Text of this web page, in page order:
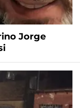
Jorge